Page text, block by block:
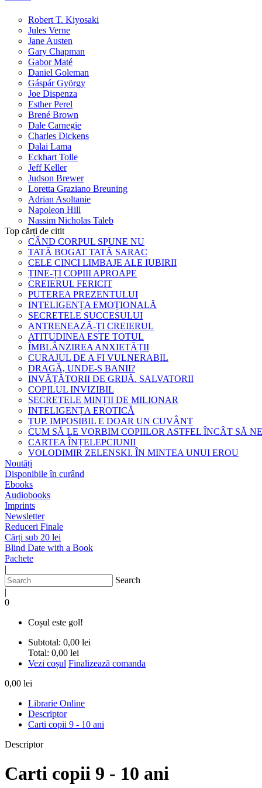
Robert T. Kiyosaki
Jules Verne
Jane Austen
Gary Chapman
Gabor Maté
Daniel Goleman
Gáspár György
Joe Dispenza
Esther Perel
Brené Brown
Dale Carnegie
Charles Dickens
Dalai Lama
Eckhart Tolle
Jeff Keller
Judson Brewer
Loretta Graziano Breuning
Adrian Asoltanie
Napoleon Hill
Nassim Nicholas Taleb
Top cărți de citit
CÂND CORPUL SPUNE NU
TATĂ BOGAT TATĂ SARAC
CELE CINCI LIMBAJE ALE IUBIRII
ȚINE-ȚI COPIII APROAPE
CREIERUL FERICIT
PUTEREA PREZENTULUI
INTELIGENȚA EMOȚIONALĂ
SECRETELE SUCCESULUI
ANTRENEAZĂ-ȚI CREIERUL
ATITUDINEA ESTE TOTUL
ÎMBLÂNZIREA ANXIETĂȚII
CURAJUL DE A FI VULNERABIL
DRAGĂ, UNDE-S BANII?
INVĂȚĂTORII DE GRIJĂ. SALVATORII
COPILUL INVIZIBIL
SECRETELE MINȚII DE MILIONAR
INTELIGENȚA EROTICĂ
ȚUP. IMPOSIBIL E DOAR UN CUVÂNT
CUM SĂ LE VORBIM COPIILOR ASTFEL ÎNCÂT SĂ
CARTEA ÎNȚELEPCIUNII
VOLODIMIR ZELENSKI. ÎN MINTEA UNUI EROU
Noutăți
Disponibile în curând
Ebooks
Audiobooks
Imprints
Newsletter
Reduceri Finale
Cărți sub 20 lei
Blind Date with a Book
Pachete
|
Search
|
0
Coșul este gol!
Subtotal: 0,00 lei
Total: 0,00 lei
Vezi coșul Finalizează comanda
0,00 lei
Librarie Online
Descriptor
Carti copii 9 - 10 ani
Descriptor
Carti copii 9 - 10 ani